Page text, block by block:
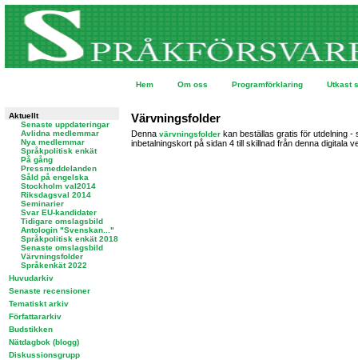
Hem Om oss Programförklaring Utkast
Aktuellt
Senaste uppdateringar
Avlidna medlemmar
Nya medlemmar
Språkpolitisk enkät
På gång
Pressmeddelanden
Såld på engelska
Stockholm val2014
Riksdagsval 2014
Seminarier
Svar EU-kandidater
Tidigare omslagsbild
Antologin "Svenskan..."
Språkpolitisk enkät 2018
Senaste omslagsbild
Värvningsfolder
Språkenkät 2022
Huvudarkiv
Senaste recensioner
Tematiskt arkiv
Författararkiv
Budstikken
Nätdagbok (blogg)
Diskussionsgrupp
Värvningsfolder
Denna värvningsfolder kan beställas gratis för utdelning
inbetalningskort på sidan 4 till skillnad från denna digitala